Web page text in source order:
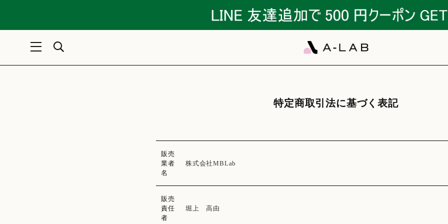
特定商取引法に基づく表記
販売
業者
名
株式会社MBLab
販売
責任
者
堀上 高由